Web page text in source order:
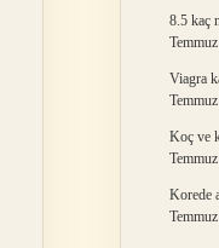
8.5 kaç
Viagra
Koç ve
Korede